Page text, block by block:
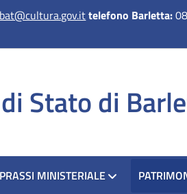
telefono Barletta:
Stato di
PRASSI MINISTERIALE